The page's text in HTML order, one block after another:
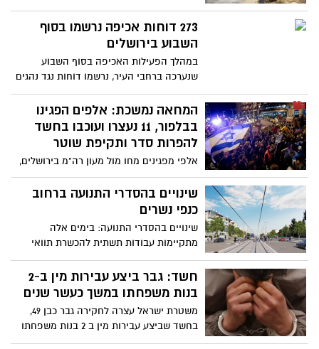
273 דוחות אכיפה נרשמו בסוף
השבוע בירושלים
במהלך הפעילות האכיפה בסוף השבוע
שנערכה ברחבי העיר, נרשמו דוחות נגד נהגים
והולכי רגל בגין עבירות מסכנות חיים, כאשר
חלקם הגדול נרשמו 'ברחובות אדומים' בהם
ממקדת המשטרה את האכיפה בשל ריבוי
עבירות ותאונות דרכים
המחאה נמשכת: אלפים הפגינו
בבלפור, 11 נעצרו ועוכבו בחשד
להפרות סדר ותקיפת שוטר
אלפי מפגינים מחו מול מעון רה"מ בירושלים,
המשטרה עצרה ועכבה מפגינים בחשד
להפרת הסדר הציבורי
שינויים בהסדרי התנועה ברחוב
כנפי נשרים
שינויים בהסדרי התנועה: בימים אלה
מתקיימות עבודות תשתית להכשרת תוואי
הרכבת הקלה בחלקו הצפוני של רחוב כנפי
נשרים
חשד: גבר ביצע עבירות מין ב-2
בנות משפחתו במשך כעשר שנים
משטרת ישראל עצרה לחקירה גבר כבן 49,
בחשד שביצע עבירות מין ב 2 בנות משפחתו
במשך כעשר שנים - הבוקר הוא יובא לדיון